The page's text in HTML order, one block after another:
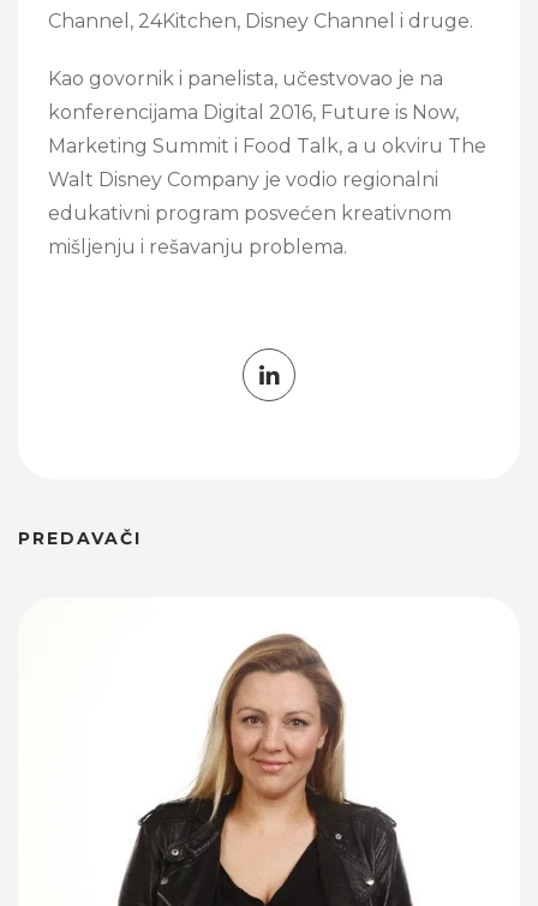
Channel, 24Kitchen, Disney Channel i druge.
Kao govornik i panelista, učestvovao je na
konferencijama Digital 2016, Future is Now,
Marketing Summit i Food Talk, a u okviru The
Walt Disney Company je vodio regionalni
edukativni program posvećen kreativnom
mišljenju i rešavanju problema.
PREDAVAČI